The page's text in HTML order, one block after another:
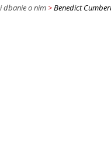
dbanie o nim >Benedict